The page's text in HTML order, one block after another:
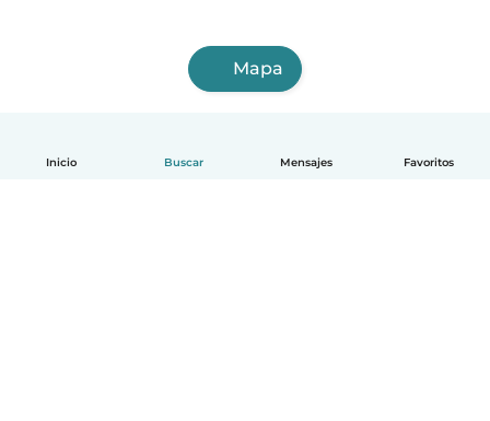
Inicio Buscar Mensajes Favoritos
Mapa